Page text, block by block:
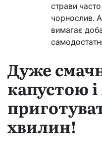
страви
чорнослив. А
вимагає
Дуже
капустою
хвилин!